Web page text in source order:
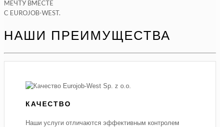
МЕЧТУ ВМЕСТЕ
С EUROJOB-WEST.
НАШИ ПРЕИМУЩЕСТВА
КАЧЕСТВО
Наши услуги отличаются эффективным контролем